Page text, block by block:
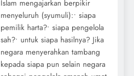
Islam mengajarkan berpikir
menyeluruh (syumuli):• siapa
pemilik harta?• siapa pengelola
sah?• untuk siapa hasilnya? Jika
negara menyerahkan tambang
kepada siapa pun selain negara